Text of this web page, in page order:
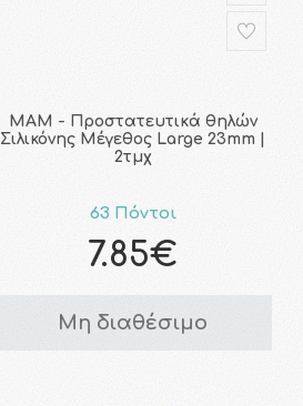
MAM - Προστατευτικά θηλών
Σιλικόνης Μέγεθος Large 23mm |
2τμχ
63 Πόντοι
7.85€
Μη διαθέσιμο